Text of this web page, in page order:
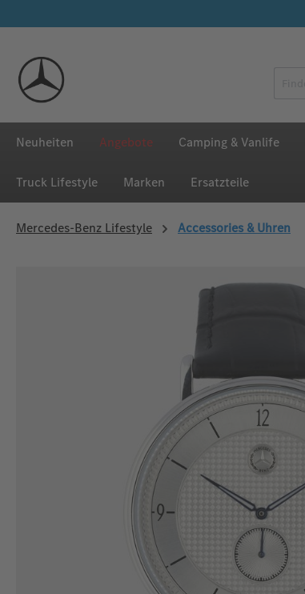
Neuheiten Angebote Camping & Vanlife
Truck Lifestyle Marken Ersatzteile
Mercedes‑Benz Lifestyle Accessories & Uhren